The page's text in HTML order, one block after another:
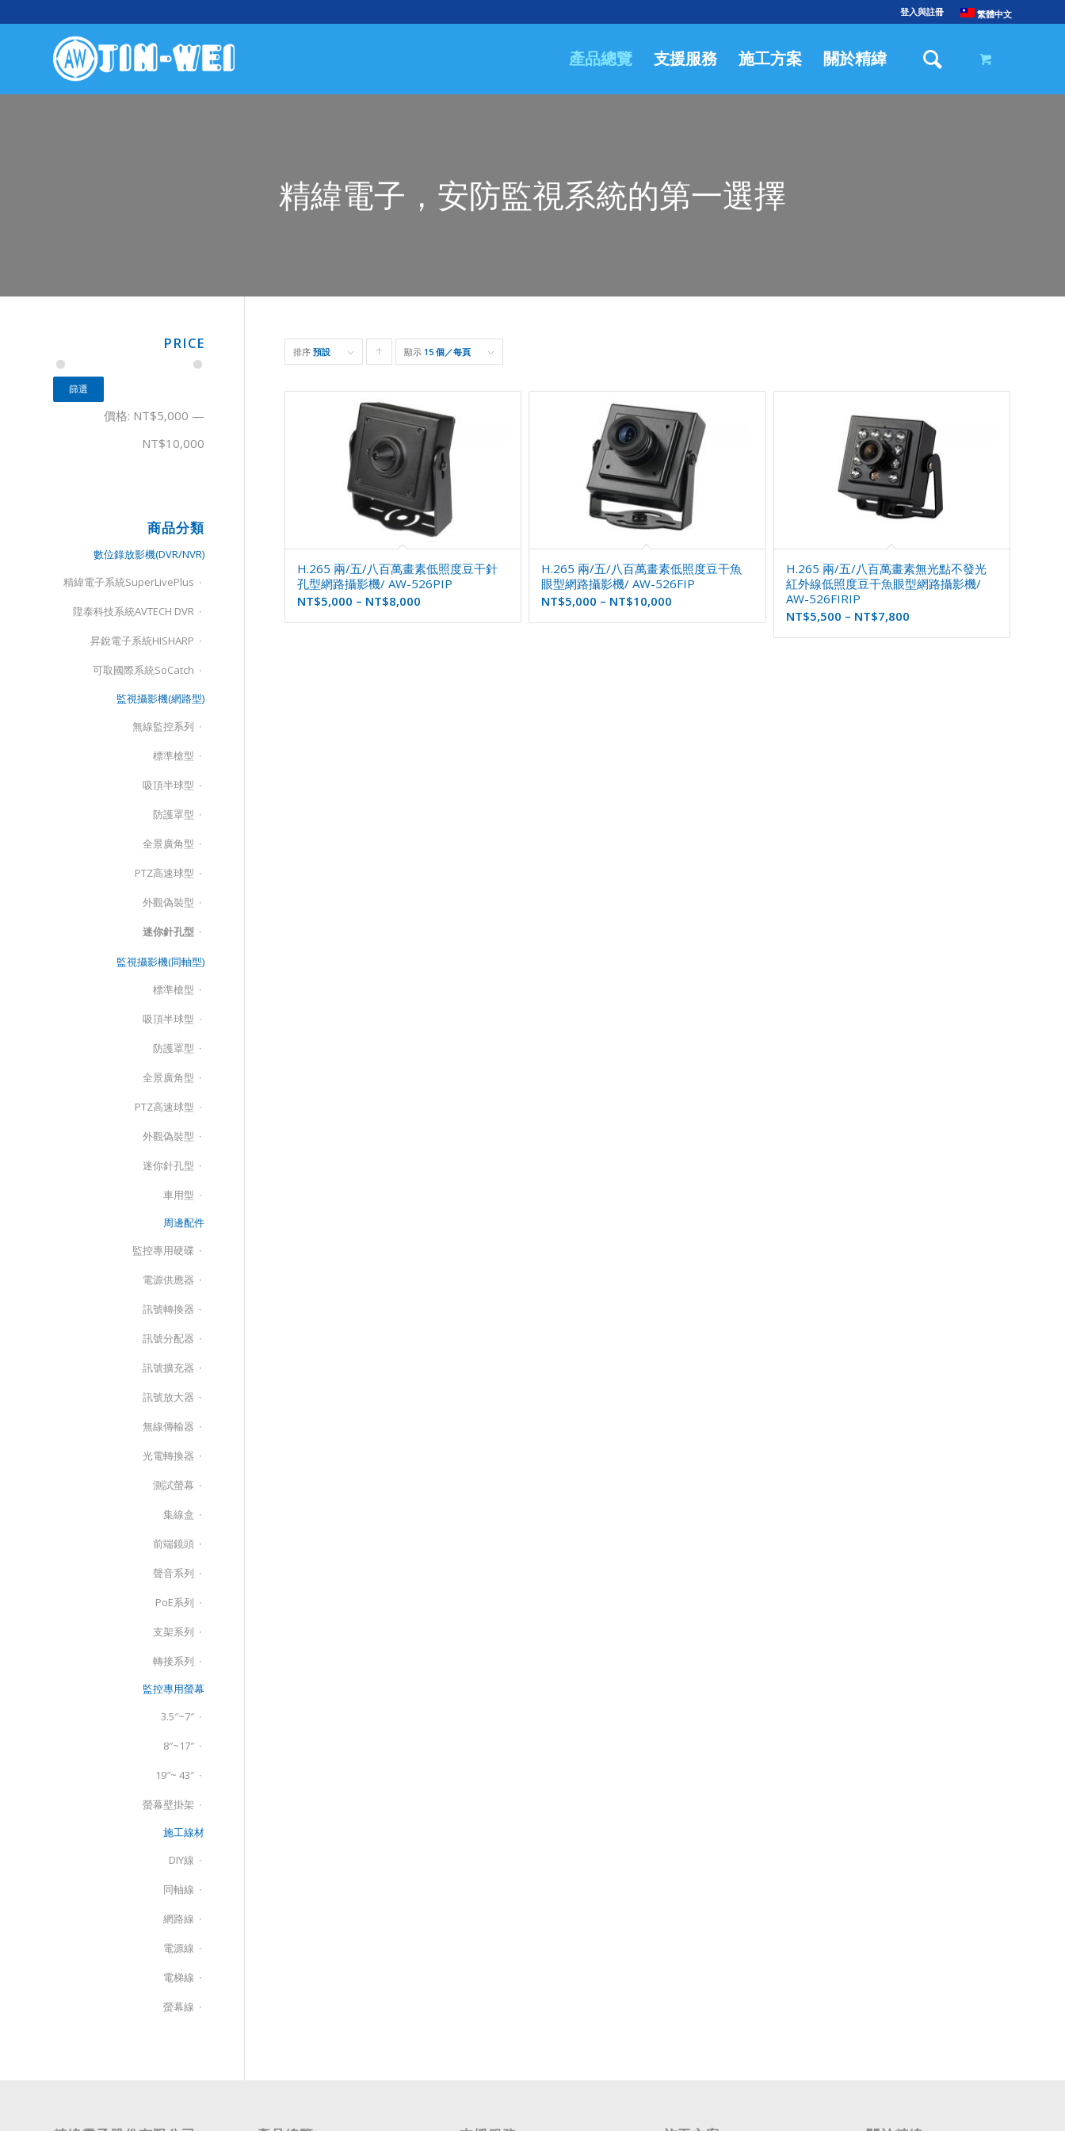
登入與註冊 繁體中文
產品總覽 支援服務 施工方案 關於精緯
精緯電子，安防監視系統的第一選擇
排序 預設 Click
order
products
ascending
顯示 15 個／每頁
H.265 兩/五/八百萬畫素低照度豆干針
孔型網路攝影機/ AW-526PIP
NT$5,000 – NT$8,000
H.265 兩/五/八百萬畫素低照度豆干魚
眼型網路攝影機/ AW-526FIP
NT$5,000 – NT$10,000
H.265 兩/五/八百萬畫素無光點不發光
紅外線低照度豆干魚眼型網路攝影機/
AW-526FIRIP
NT$5,500 – NT$7,800
PRICE
篩選
價格: NT$5,000 —
NT$10,000
商品分類
數位錄放影機(DVR/NVR)
精緯電子系統SuperLivePlus
陞泰科技系統AVTECH DVR
昇銳電子系統HISHARP
可取國際系統SoCatch
監視攝影機(網路型)
無線監控系列
標準槍型
吸頂半球型
防護罩型
全景廣角型
PTZ高速球型
外觀偽裝型
迷你針孔型
監視攝影機(同軸型)
標準槍型
吸頂半球型
防護罩型
全景廣角型
PTZ高速球型
外觀偽裝型
迷你針孔型
車用型
周邊配件
監控專用硬碟
電源供應器
訊號轉換器
訊號分配器
訊號擴充器
訊號放大器
無線傳輸器
光電轉換器
測試螢幕
集線盒
前端鏡頭
聲音系列
PoE系列
支架系列
轉接系列
監控專用螢幕
3.5″~7″
8″~17″
19″~ 43″
螢幕壁掛架
施工線材
DIY線
同軸線
網路線
電源線
電梯線
螢幕線